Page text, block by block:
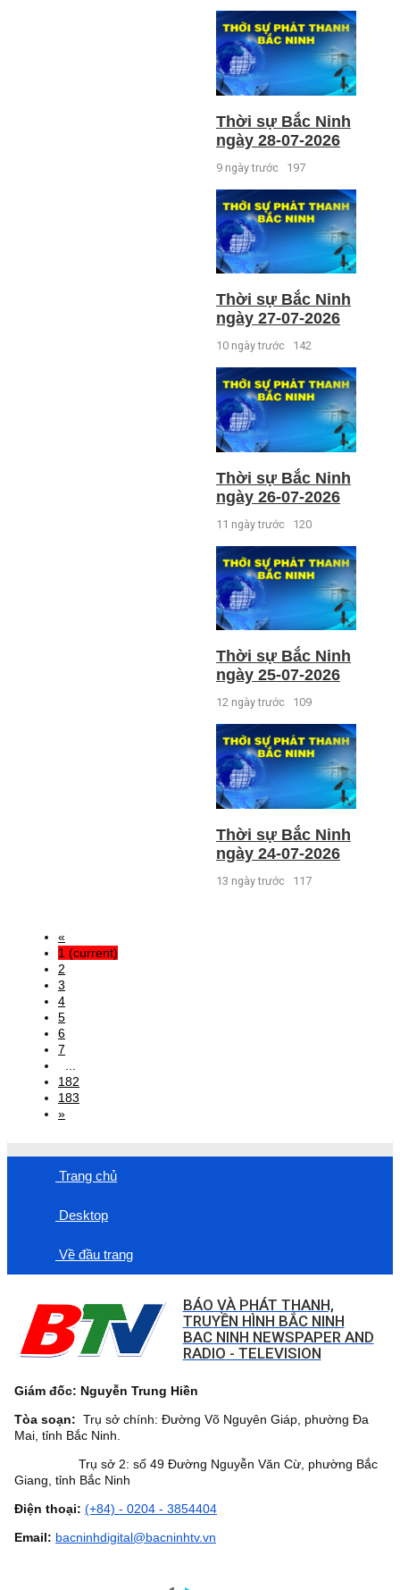
Thời sự Bắc Ninh
ngày 28-07-2026
9 ngày trước 197
Thời sự Bắc Ninh
ngày 27-07-2026
10 ngày trước 142
Thời sự Bắc Ninh
ngày 26-07-2026
11 ngày trước 120
Thời sự Bắc Ninh
ngày 25-07-2026
12 ngày trước 109
Thời sự Bắc Ninh
ngày 24-07-2026
13 ngày trước 117
«
1 (current)
2
3
4
5
6
7
182
183
»
Trang chủ
Desktop
Về đầu trang
BÁO VÀ PHÁT THANH,
TRUYỀN HÌNH BẮC NINH
BAC NINH NEWSPAPER AND
RADIO - TELEVISION
Giám đốc: Nguyễn Trung Hiền
Tòa soạn: Trụ sở chính: Đường Võ Nguyên Giáp, phường Đa
Mai, tỉnh Bắc Ninh.
Trụ sở 2: số 49 Đường Nguyễn Văn Cừ, phường Bắc
Giang, tỉnh Bắc Ninh
Điện thoại: (+84) - 0204 - 3854404
Email: bacninhdigital@bacninhtv.vn